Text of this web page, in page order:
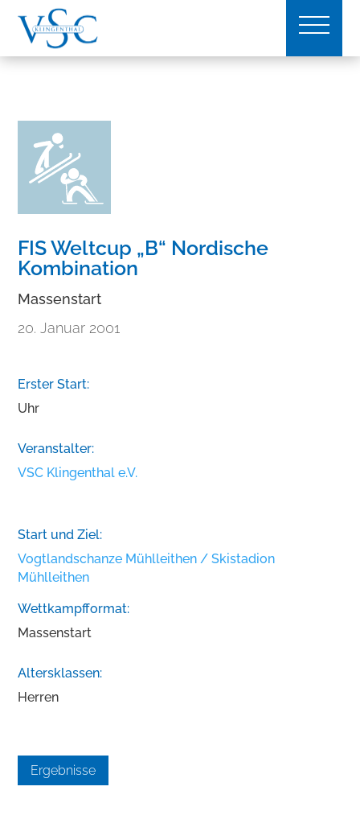
FIS Weltcup „B“ Nordische
Kombination
Massenstart
20. Januar 2001
Erster Start:
Uhr
Veranstalter:
VSC Klingenthal e.V.
Start und Ziel:
Vogtlandschanze Mühlleithen / Skistadion
Mühlleithen
Wettkampfformat:
Massenstart
Altersklassen:
Herren
Ergebnisse